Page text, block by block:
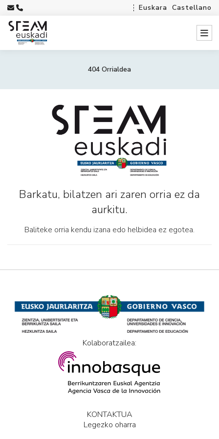
Euskara Castellano
404 Orrialdea
Barkatu, bilatzen ari zaren orria ez da
aurkitu.
Baliteke orria kendu izana edo helbidea ez egotea.
Kolaboratzailea:
KONTAKTUA
Legezko oharra